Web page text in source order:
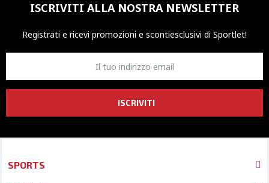
ISCRIVITI ALLA NOSTRA NEWSLETTER
Registrati e ricevi promozioni e scontiesclusivi di Sportlet!
ISCRIVITI
SPORTS